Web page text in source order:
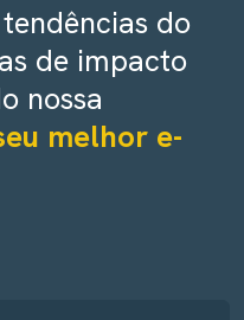
do
de impacto
nossa
melhor e-